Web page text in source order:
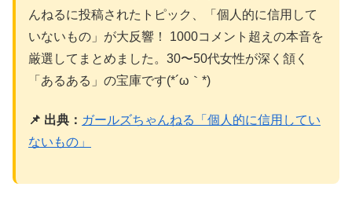
んねるに投稿されたトピック、「個人的に信用して
いないもの」が大反響！ 1000コメント超えの本音を
厳選してまとめました。30〜50代女性が深く頷く
「あるある」の宝庫です(*´ω｀*)
📌 出典： ガールズちゃんねる「個人的に信用してい
ないもの」